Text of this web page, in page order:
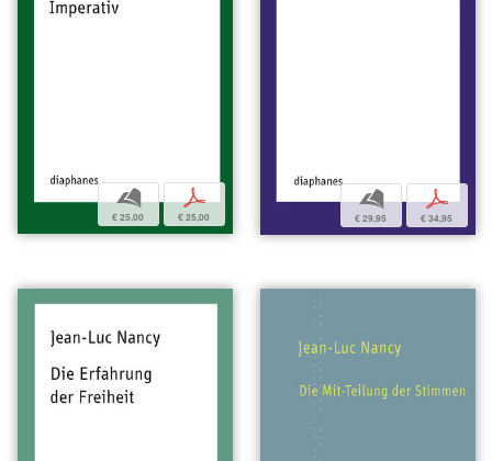
b
€ 25,00
p
€ 25,00
b
€ 29,95
p
€ 34,95